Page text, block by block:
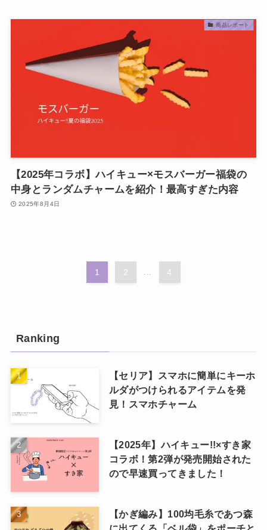
商品レポート
【2025年コラボ】ハイキュー×モスバーガー福袋の
中身とランダムチャームを紹介！最高すぎた内容
2025年8月4日
1 2 4
Ranking
【セリア】スマホに簡単にキーホ
ルダがつけられるアイテムを発
見！スマホチャーム
【2025年】ハイキュー!!×すき家
コラボ！第2弾が発売開始された
ので早速買ってきました！
【かぎ編み】100均毛糸であつ森